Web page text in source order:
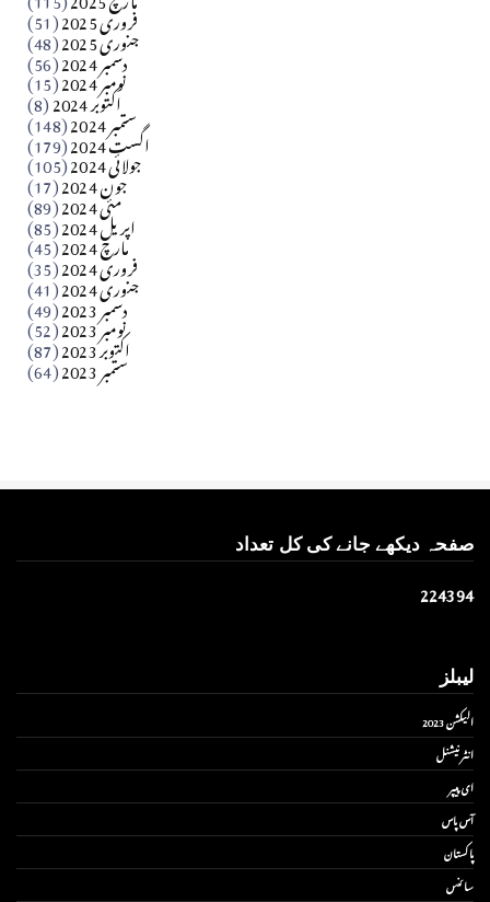
آزاد کشمیر جیسے احتجاج کی ضرورت ہے؟ از،،، ظہیرالدین
فروری 2025 (51) جنوری 2025 (48) دسمبر 2024 (56) نومبر 2024 (15) اکتوبر 2024 (8) ستمبر 2024 (148) اگست 2024 (179) جولائی 2024 (105) جون 2024 (17) مئی 2024 (89) اپریل 2024 (85) مارچ 2024 (45) فروری 2024 (35) جنوری 2024 (41) دسمبر 2023 (49) نومبر 2023 (52) اکتوبر 2023 (87) ستمبر 2023 (64)
صفحہ دیکھے جانے کی کل تعداد
224394
لیبلز
الیکشن 2023
انٹر نیشنل
ای پیپر
آس پاس
پاکستان
سائنس